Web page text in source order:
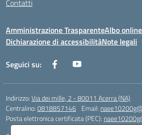
Contatti
Amministrazione TrasparenteAlbo online
Dichiarazione di accessibilitàNote legali
Seguici su:
Indirizzo:Via dei mille, 2 - 80011 Acerra (NA)
Centralino:0818857146 Email:
Posta elettronica certificata (PEC):